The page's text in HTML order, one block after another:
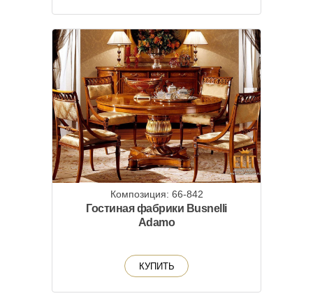
Композиция: 66-842
Гостиная фабрики Busnelli
Adamo
КУПИТЬ